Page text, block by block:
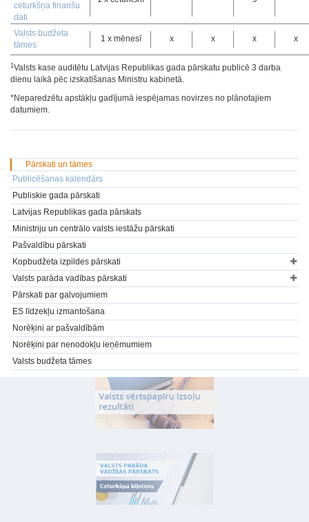
ceturkšņa finanšu
dati
Valsts budžeta
tāmes
1 x mēnesī x x x x
1 Valsts kase auditētu Latvijas Republikas gada pārskatu publicē 3 darba
dienu laikā pēc izskatīšanas Ministru kabinetā.
*Neparedzētu apstākļu gadījumā iespējamas novirzes no plānotajiem
datumiem.
Pārskati un tāmes
Publicēšanas kalendārs
Publiskie gada pārskati
Latvijas Republikas gada pārskats
Ministriju un centrālo valsts iestāžu pārskati
Pašvaldību pārskati
Kopbudžeta izpildes pārskati
Valsts parāda vadības pārskati
Pārskati par galvojumiem
ES līdzekļu izmantošana
Norēķini ar pašvaldībām
Norēķini par nenodokļu ieņēmumiem
Valsts budžeta tāmes